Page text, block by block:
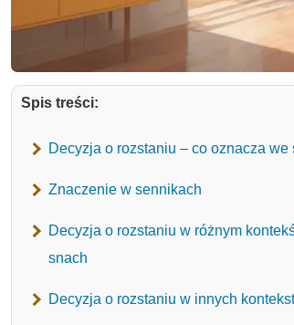
Spis treści:
Decyzja o rozstaniu – co oznacza we
Znaczenie w sennikach
Decyzja o rozstaniu w różnym
snach
Decyzja o rozstaniu w innych